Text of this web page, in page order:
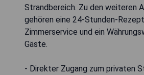
Strandbereich. Zu den weiteren
gehören eine 24-Stunden-
Zimmerservice und ein
Gäste.
- Direkter Zugang zum privaten